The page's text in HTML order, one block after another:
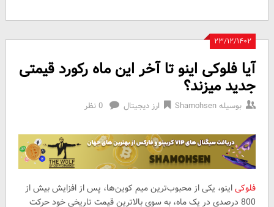
۲۳/۱۲/۱۴۰۲
آیا فلوکی اینو تا آخر این ماه رکورد قیمتی
جدید میزند؟
بوسیلهShamohsen ارز دیجیتال 0 نظر
فلوکیاینو، یکی از محبوب‌ترین میم کوین‌ها، پس از افزایش بیش از
800 درصدی در یک ماه، به سوی بالاترین قیمت تاریخی خود حرکت